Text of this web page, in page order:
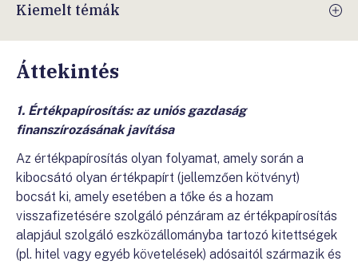
Kiemelt témák
Áttekintés
1. Értékpapírosítás: az uniós gazdaság
finanszírozásának javítása
Az értékpapírosítás olyan folyamat, amely során a
kibocsátó olyan értékpapírt (jellemzően kötvényt)
bocsát ki, amely esetében a tőke és a hozam
visszafizetésére szolgáló pénzáram az értékpapírosítás
alapjául szolgáló eszközállományba tartozó kitettségek
(pl. hitel vagy egyéb követelések) adósaitól származik és